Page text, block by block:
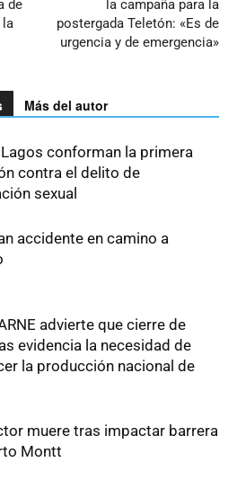
de
la
la campaña para la
postergada Teletón: «Es de
urgencia y de emergencia»
Más del autor
conforman la primera
contra el delito de
sexual
accidente en camino a
advierte que cierre de
evidencia la necesidad de
la producción nacional de
muere tras impactar barrera
Montt